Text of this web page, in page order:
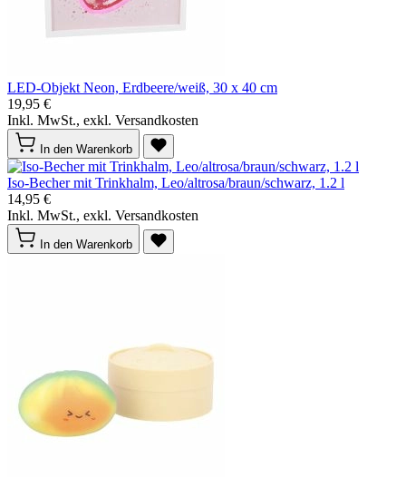
LED-Objekt Neon, Erdbeere/weiß, 30 x 40 cm
19,95 €
Inkl. MwSt., exkl. Versandkosten
In den Warenkorb
Iso-Becher mit Trinkhalm, Leo/altrosa/braun/schwarz, 1.2 l
14,95 €
Inkl. MwSt., exkl. Versandkosten
In den Warenkorb